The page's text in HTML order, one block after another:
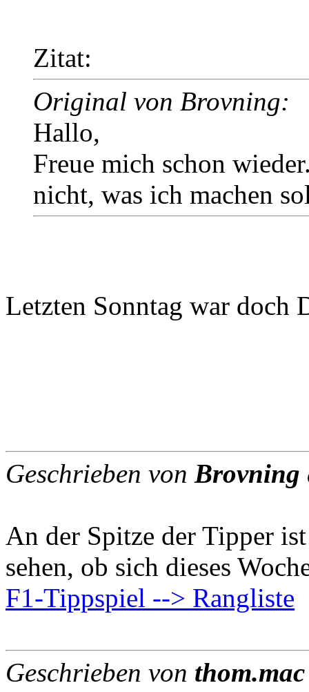
Zitat:
Original von Brovning:
Hallo,
Freue mich schon
nicht, was ich machen
Letzten Sonntag war doch
Geschrieben von Brovning
An der Spitze der Tipper
sehen, ob sich dieses
F1-Tippspiel --> Rangliste
Geschrieben von thom.mac